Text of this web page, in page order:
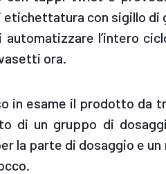
con sigillo di
l’intero
ora.
in esame il prodotto da
di un gruppo di
la parte di dosaggio e